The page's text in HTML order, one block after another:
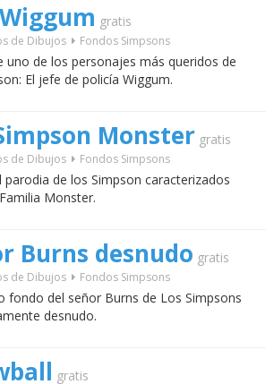
gratis
de Dibujos Fondos Simpsons
uno de los personajes más queridos de
El jefe de policía Wiggum.
Monster gratis
de Dibujos Fondos Simpsons
parodia de los Simpson caracterizados
Monster.
Burns desnudo gratis
de Dibujos Fondos Simpsons
fondo del señor Burns de Los Simpsons
desnudo.
gratis